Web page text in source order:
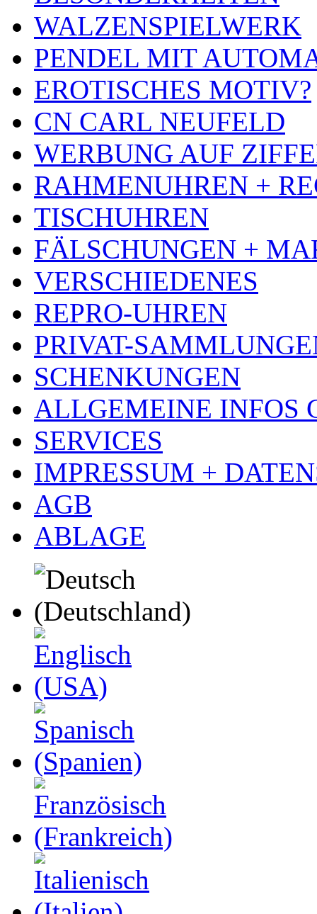
WALZENSPIELWERK
PENDEL MIT
EROTISCHES MOTIV?
CN CARL NEUFELD
WERBUNG AUF
RAHMENUHREN +
TISCHUHREN
FÄLSCHUNGEN +
VERSCHIEDENES
REPRO-UHREN
PRIVAT-
SCHENKUNGEN
ALLGEMEINE INFOS
SERVICES
IMPRESSUM +
AGB
ABLAGE